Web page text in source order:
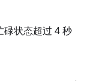
碌状态超过 4 秒